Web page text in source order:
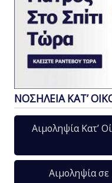
ΝΟΣΗΛΕΙΑ ΚΑΤ’
Αιμοληψία Κατ’
Αιμοληψία